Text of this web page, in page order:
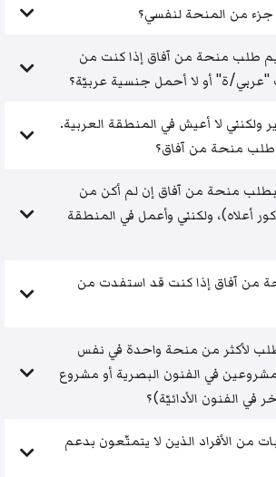
من المنحة لنفسي؟
طلب منحة من آفاق إذا كنت من
"عربي/ة" أو لا أحمل جنسية عربيّة؟
ولكنني لا أعيش في المنطقة العربية.
طلب منحة من آفاق؟
منحة من آفاق إن لم أكن من
أعلاه)، ولكنني وأعمل في المنطقة
من آفاق إذا كنت قد استفدت من
لأكثر من منحة واحدة في نفس
في الفنون البصرية أو مشروع
في الفنون الأدائيّة)؟
من الأفراد الذين لا يتمتّعون بدعم